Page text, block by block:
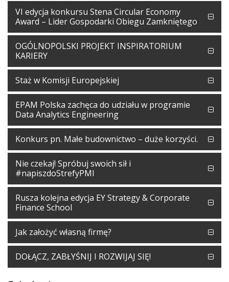
VI edycja konkursu Stena Circular Economy
Award – Lider Gospodarki Obiegu Zamkniętego
OGÓLNOPOLSKI PROJEKT INSPIRATORIUM
KARIERY
Staż w Komisji Europejskiej
EPAM Polska zachęca do udziału w programie
Data Analytics Engineering
Konkurs pn. Małe budownictwo – duże korzyści.
Nie czekaj! Spróbuj swoich sił i
#napiszdoStrefyPMI
Rusza kolejna edycja EY Strategy & Corporate
Finance School
Jak założyć własną firmę?
DOŁĄCZ, ZABŁYŚNIJ I ROZWIJAJ SIĘ!